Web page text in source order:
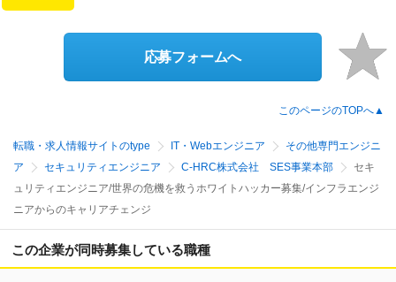
応募フォームへ
このページのTOPへ▲
転職・求人情報サイトのtype IT・Webエンジニア
その他専門エンジニ
ア
セキュリティエンジニア C-HRC株式会社 SES事業本部
セキ
ュリティエンジニア/世界の危機を救うホワイトハッカー募集/インフラエンジ
ニアからのキャリアチェンジ
この企業が同時募集している職種